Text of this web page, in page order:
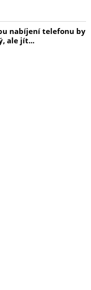
nabíjení telefonu by
ale jít...